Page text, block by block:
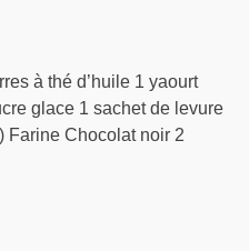
à thé d’huile 1 yaourt
glace 1 sachet de levure
Farine Chocolat noir 2